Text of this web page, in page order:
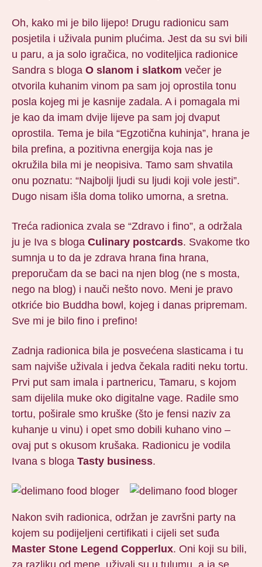
Oh, kako mi je bilo lijepo! Drugu radionicu sam
posjetila i uživala punim plućima. Jest da su svi bili
u paru, a ja solo igračica, no voditeljica radionice
Sandra s bloga O slanom i slatkom večer je
otvorila kuhanim vinom pa sam joj oprostila tonu
posla kojeg mi je kasnije zadala. A i pomagala mi
je kao da imam dvije lijeve pa sam joj dvaput
oprostila. Tema je bila “Egzotična kuhinja”, hrana je
bila prefina, a pozitivna energija koja nas je
okružila bila mi je neopisiva. Tamo sam shvatila
onu poznatu: “Najbolji ljudi su ljudi koji vole jesti”.
Dugo nisam išla doma toliko umorna, a sretna.
Treća radionica zvala se “Zdravo i fino”, a održala
ju je Iva s bloga Culinary postcards. Svakome tko
sumnja u to da je zdrava hrana fina hrana,
preporučam da se baci na njen blog (ne s mosta,
nego na blog) i nauči nešto novo. Meni je pravo
otkriće bio Buddha bowl, kojeg i danas pripremam.
Sve mi je bilo fino i prefino!
Zadnja radionica bila je posvećena slasticama i tu
sam najviše uživala i jedva čekala raditi neku tortu.
Prvi put sam imala i partnericu, Tamaru, s kojom
sam dijelila muke oko digitalne vage. Radile smo
tortu, poširale smo kruške (što je fensi naziv za
kuhanje u vinu) i opet smo dobili kuhano vino –
ovaj put s okusom krušaka. Radionicu je vodila
Ivana s bloga Tasty business.
Nakon svih radionica, održan je završni party na
kojem su podijeljeni certifikati i cijeli set suđa
Master Stone Legend Copperlux. Oni koji su bili,
za razliku od mene, uživali su u tulumu, a ja se